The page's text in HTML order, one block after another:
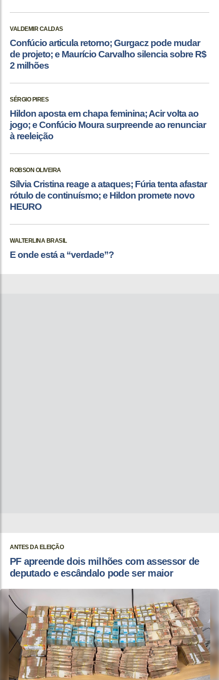
VALDEMIR CALDAS
Confúcio articula retorno; Gurgacz pode mudar
de projeto; e Maurício Carvalho silencia sobre R$
2 milhões
SÉRGIO PIRES
Hildon aposta em chapa feminina; Acir volta ao
jogo; e Confúcio Moura surpreende ao renunciar
à reeleição
ROBSON OLIVEIRA
Sílvia Cristina reage a ataques; Fúria tenta afastar
rótulo de continuísmo; e Hildon promete novo
HEURO
WALTERLINA BRASIL
E onde está a “verdade”?
ANTES DA ELEIÇÃO
PF apreende dois milhões com assessor de
deputado e escândalo pode ser maior